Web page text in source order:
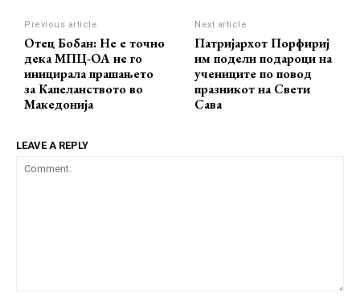
Previous article
Отец Бобан: Не е точно
дека МПЦ-ОА не го
иницирала прашањето
за Капеланството во
Македонија
Next article
Патријархот Порфириј
им подели подароци на
учениците по повод
празникот на Свети
Сава
LEAVE A REPLY